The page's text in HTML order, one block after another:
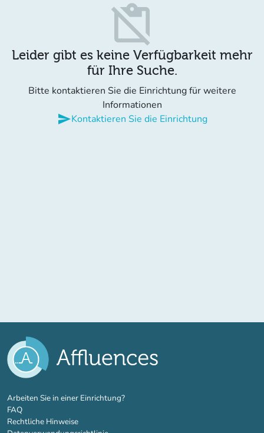
content_paste_off
Leider gibt es keine Verfügbarkeit mehr
für Ihre Suche.
Bitte kontaktieren Sie die Einrichtung für weitere
Informationen
sendKontaktieren Sie die Einrichtung
Arbeiten Sie in einer Einrichtung?(new tab)
FAQ
Rechtliche Hinweise